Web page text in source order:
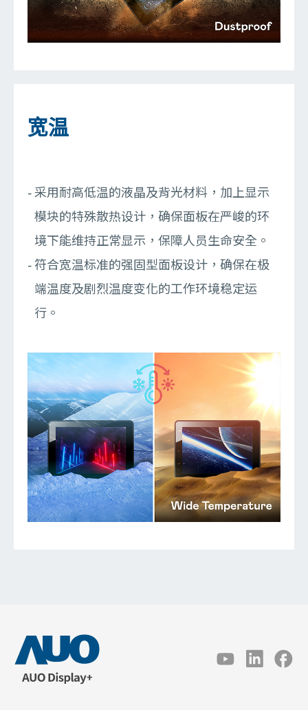
宽温
采用耐高低温的液晶及背光材料，加上显示
模块的特殊散热设计，确保面板在严峻的环
境下能维持正常显示，保障人员生命安全。
符合宽温标准的强固型面板设计，确保在极
端温度及剧烈温度变化的工作环境稳定运
行。